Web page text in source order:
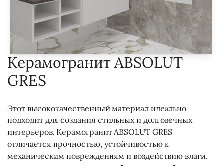
Керамогранит ABSOLUT
GRES
Этот высококачественный материал идеально
подходит для создания стильных и долговечных
интерьеров. Керамогранит ABSOLUT GRES
отличается прочностью, устойчивостью к
механическим повреждениям и воздействию влаги,